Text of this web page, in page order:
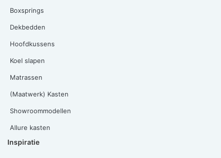
Boxsprings
Dekbedden
Hoofdkussens
Koel slapen
Matrassen
(Maatwerk) Kasten
Showroommodellen
Allure kasten
Inspiratie